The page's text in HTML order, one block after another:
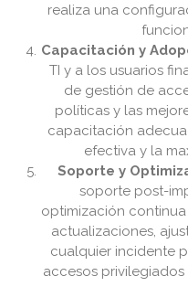
realiza una
Capacitación y
TI y a los usuarios
de gestión de
políticas y las
capacitación
efectiva y la
Soporte y
soporte post-
optimización continua
actualizaciones,
cualquier incidente
accesos